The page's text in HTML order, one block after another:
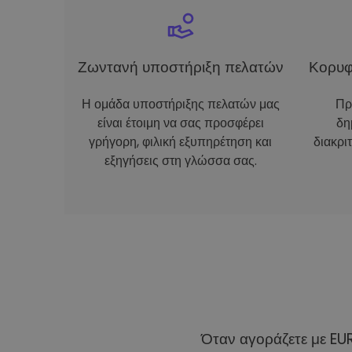
Ζωντανή υποστήριξη πελατών
Η ομάδα υποστήριξης πελατών μας
είναι έτοιμη να σας προσφέρει
γρήγορη, φιλική εξυπηρέτηση και
εξηγήσεις στη γλώσσα σας.
Όταν αγοράζετε με